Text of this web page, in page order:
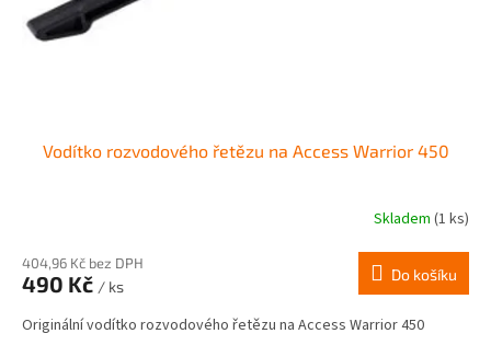
Vodítko rozvodového řetězu na Access Warrior 450
Skladem (1 ks)
404,96 Kč bez DPH
490 Kč / ks
Do košíku
Originální vodítko rozvodového řetězu na Access Warrior 450